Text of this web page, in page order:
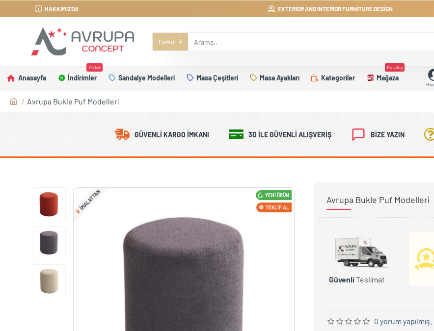
HAKKIMIZDA EXTERIOR AND INTERIOR FURNITURE DESIGN
Tümü
Anasayfa İndirimler
Yıldızlı
Sandalye Modelleri Masa Çeşitleri Masa Ayakları Kategoriler Mağaza
Katalog
Avrupa Bukle Puf Modelleri
GÜVENLI KARGO İMKANI 3D İLE GÜVENLI ALIŞVERIŞ BIZE YAZIN
YENI ÜRÜN
IMALATTAN TEKLIF AL
Avrupa Bukle Puf Modelleri
Güvenli Teslimat
0 yorum yapılmış.